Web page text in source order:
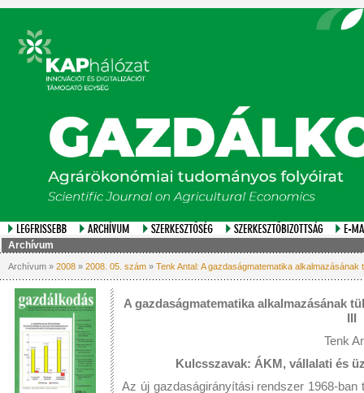
Archívum
Archívum » 2008 » 2008. 05. szám » Tenk Antal: A gazdaságmatematika
A gazdaságmatematika alkalmazásának
III
Tenk
Kulcsszavak: ÁKM, vállalati és
Az új gazdaságirányítási rendszer 1968-